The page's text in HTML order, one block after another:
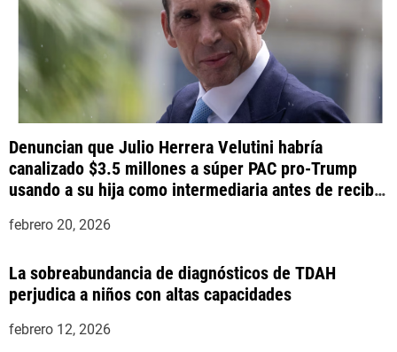
Denuncian que Julio Herrera Velutini habría
canalizado $3.5 millones a súper PAC pro-Trump
usando a su hija como intermediaria antes de recibir
febrero 20, 2026
La sobreabundancia de diagnósticos de TDAH
perjudica a niños con altas capacidades
febrero 12, 2026